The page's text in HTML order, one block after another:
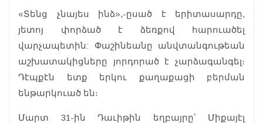
«Տենց չնայես ինձ»,-ըսած է երիտասարդը,
յետոյ փորձած է ձեռքով հարուածել
վարչապետին: Փաշինեանը անվտանգութեան
աշխատակիցները յորդորած է չարձագանգել։
Դէպքէն ետք երկու քաղաքացի բերման
ենթարկուած են։
Մարտ 31-ին Դաւիթին եղբայրը՝ Միքայէլ